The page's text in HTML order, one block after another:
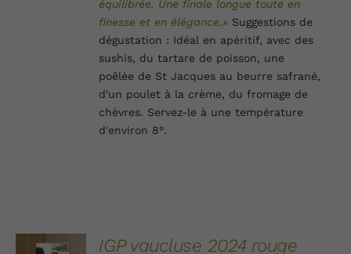
équilibrée. Une finale longue toute en
finesse et en élégance.» Suggestions de
dégustation : Idéal en apéritif, avec des
sushis, du tartare de poisson, une
poêlée de St Jacques au beurre safrané,
d'un poulet à la crème, du fromage de
chèvres. Servez-le à une température
d'environ 8°.
IGP vaucluse 2024 rouge